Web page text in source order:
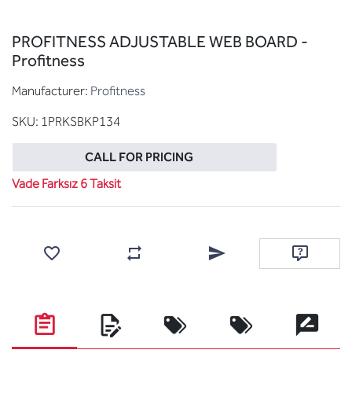
PROFITNESS ADJUSTABLE WEB BOARD -
Profitness
Manufacturer: Profitness
SKU: 1PRKSBKP134
CALL FOR PRICING
Vade Farksız 6 Taksit
Add to wishlist Add to compare listEmail a friend Ask